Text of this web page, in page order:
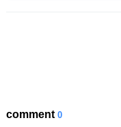
comment0